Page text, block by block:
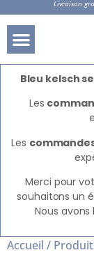
Livraison
Bleu kelsch
Les
Les
Merci pour
souhaitons un
Nous
Accueil /